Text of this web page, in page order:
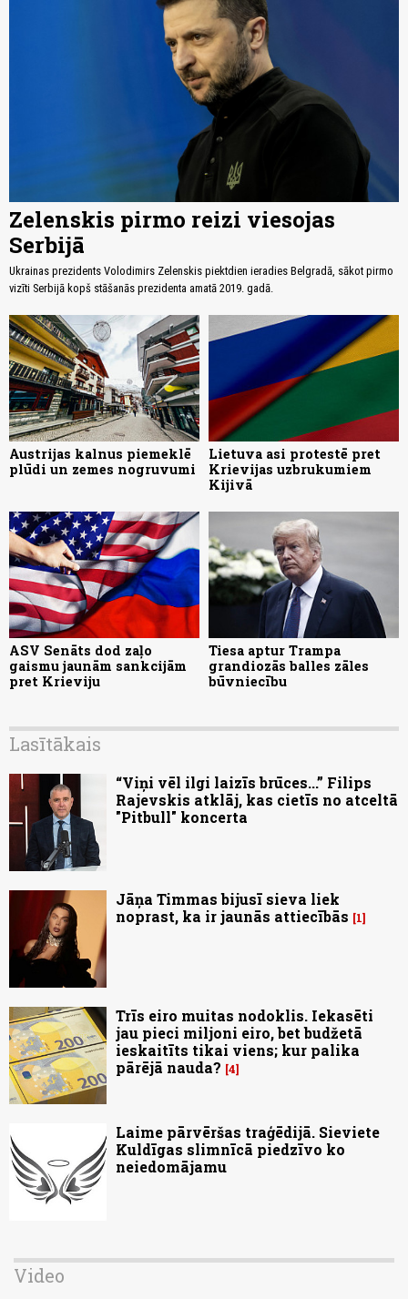
Zelenskis pirmo reizi viesojas
Serbijā
Ukrainas prezidents Volodimirs Zelenskis piektdien ieradies Belgradā, sākot pirmo
vizīti Serbijā kopš stāšanās prezidenta amatā 2019. gadā.
Austrijas kalnus piemeklē
plūdi un zemes nogruvumi
Lietuva asi protestē pret
Krievijas uzbrukumiem
Kijivā
ASV Senāts dod zaļo
gaismu jaunām sankcijām
pret Krieviju
Tiesa aptur Trampa
grandiozās balles zāles
būvniecību
Lasītākais
“Viņi vēl ilgi laizīs brūces...” Filips
Rajevskis atklāj, kas cietīs no atceltā
"Pitbull" koncerta
Jāņa Timmas bijusī sieva liek
noprast, ka ir jaunās attiecībās
1
Trīs eiro muitas nodoklis. Iekasēti
jau pieci miljoni eiro, bet budžetā
ieskaitīts tikai viens; kur palika
pārējā nauda? 4
Laime pārvēršas traģēdijā. Sieviete
Kuldīgas slimnīcā piedzīvo ko
neiedomājamu
Video